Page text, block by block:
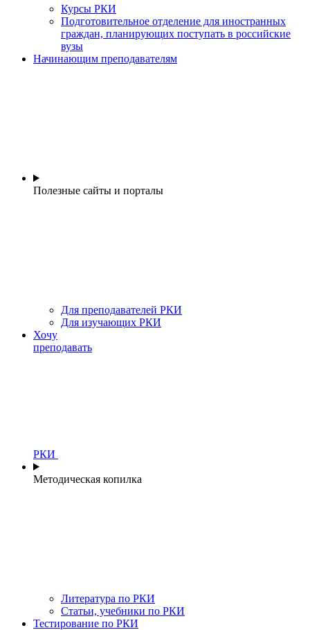
Курсы РКИ
Подготовительное отделение для иностранных
граждан, планирующих поступать в российские
вузы
Начинающим преподавателям
Полезные сайты и порталы
Для преподавателей РКИ
Для изучающих РКИ
Хочу
преподавать
РКИ
Методическая копилка
Литература по РКИ
Статьи, учебники по РКИ
Тестирование по РКИ